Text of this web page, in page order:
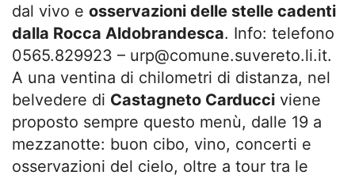
dal vivo e osservazioni delle stelle cadenti
dalla Rocca Aldobrandesca. Info: telefono
0565.829923 – urp@comune.suvereto.li.it.
A una ventina di chilometri di distanza, nel
belvedere di Castagneto Carducci viene
proposto sempre questo menù, dalle 19 a
mezzanotte: buon cibo, vino, concerti e
osservazioni del cielo, oltre a tour tra le